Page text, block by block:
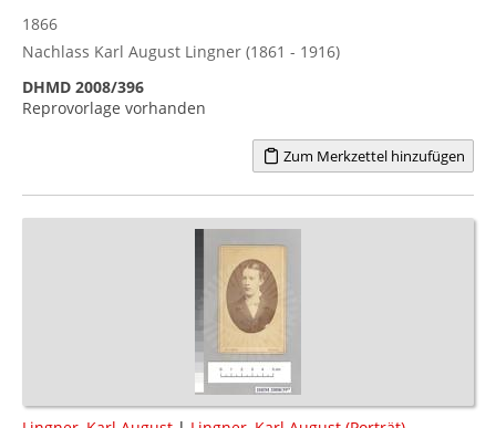
1866
Nachlass Karl August Lingner (1861 - 1916)
DHMD 2008/396
Reprovorlage vorhanden
Zum Merkzettel hinzufügen